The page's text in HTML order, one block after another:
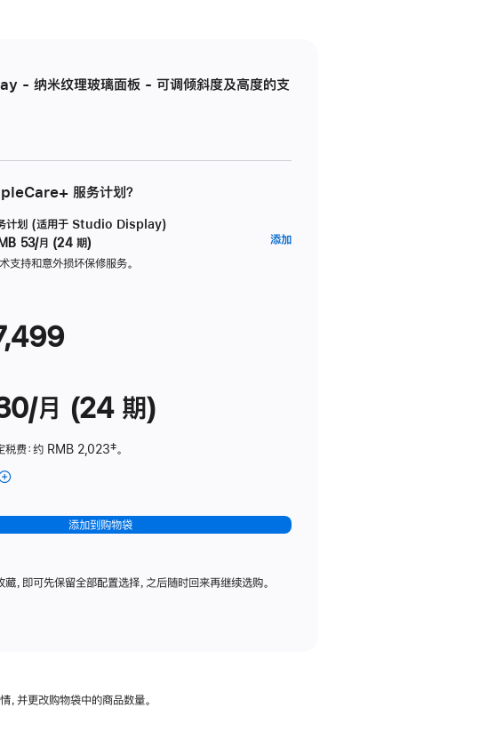
- 纳米纹理玻璃面板 - 可调倾斜度及高度的支
服务计划？
计划 (适用于 Studio Display)
53/月 (24 期)
支持和意外损坏保修服务。
添加
月 (24 期)
税费：约 RMB 2,023脚
‡。
添加到购物袋
，即可先保留全部配置选择，之后随时回来再继续选购。
，并更改购物袋中的商品数量。